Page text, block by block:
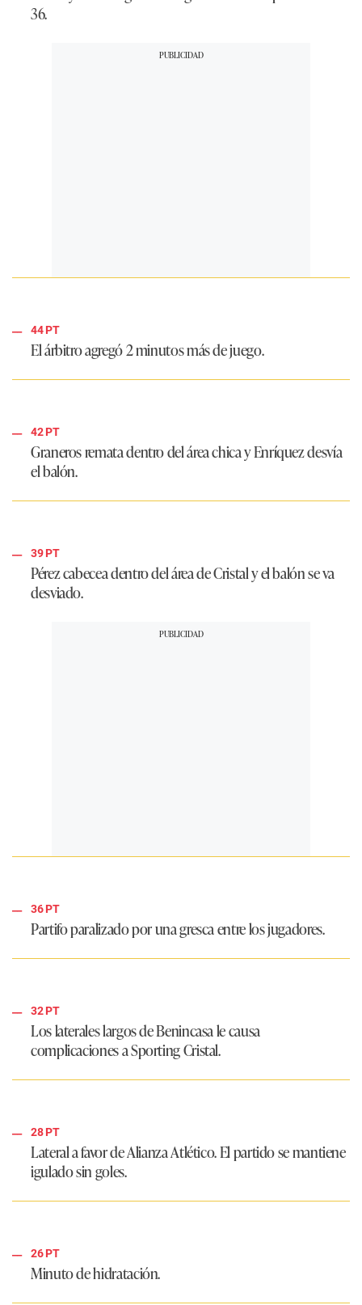
36.
44 PT
El árbitro agregó 2 minutos más de juego.
42 PT
Graneros remata dentro del área chica y Enríquez desvía
el balón.
39 PT
Pérez cabecea dentro del área de Cristal y el balón se va
desviado.
36 PT
Partifo paralizado por una gresca entre los jugadores.
32 PT
Los laterales largos de Benincasa le causa
complicaciones a Sporting Cristal.
28 PT
Lateral a favor de Alianza Atlético. El partido se mantiene
igulado sin goles.
26 PT
Minuto de hidratación.